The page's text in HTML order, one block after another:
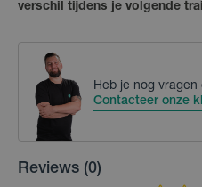
verschil tijdens je volgende
Heb je nog
Contacteer onze
Reviews (0)